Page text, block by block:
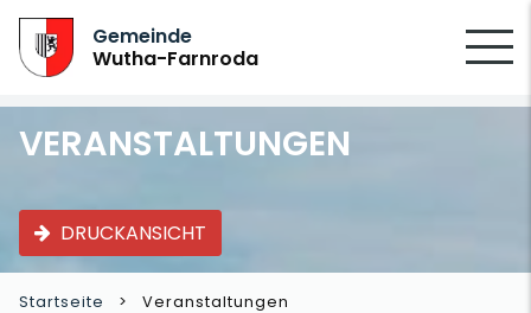
Gemeinde
Wutha-Farnroda
VERANSTALTUNGEN
DRUCKANSICHT
Startseite Veranstaltungen